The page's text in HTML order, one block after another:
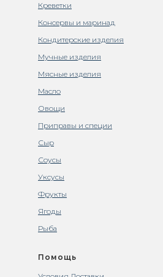
Креветки
Консервы и маринад
Кондитерские изделия
Мучные изделия
Мясные изделия
Масло
Овощи
Приправы и специи
Сыр
Соусы
Уксусы
Фрукты
Ягоды
Рыба
Помощь